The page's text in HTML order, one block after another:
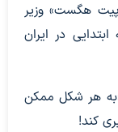
هگست» وزیر
در ایران
هر شکل ممکن
کند!